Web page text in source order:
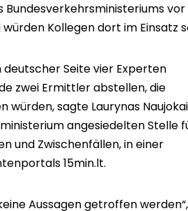
vor
Kollegen dort im Einsatz
Seite vier Experten
zwei Ermittler abstellen, die
würden, sagte Laurynas
angesiedelten Stelle
und Zwischenfällen, in einer
15min.lt.
Aussagen getroffen werden“,